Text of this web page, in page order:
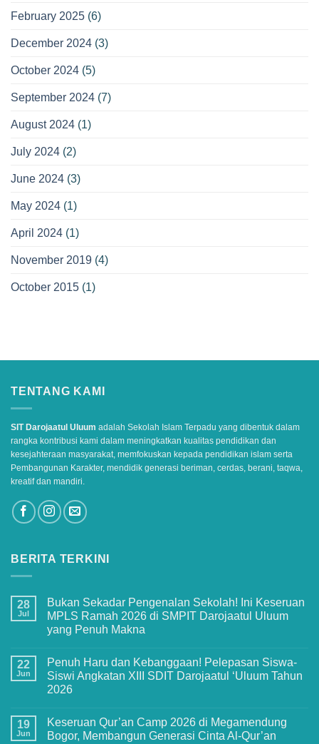
February 2025 (6)
December 2024 (3)
October 2024 (5)
September 2024 (7)
August 2024 (1)
July 2024 (2)
June 2024 (3)
May 2024 (1)
April 2024 (1)
November 2019 (4)
October 2015 (1)
TENTANG KAMI
SIT Darojaatul Uluum adalah Sekolah Islam Terpadu yang dibentuk dalam
rangka kontribusi kami dalam meningkatkan kualitas pendidikan dan
kesejahteraan masyarakat, memfokuskan kepada pendidikan islam serta
Pembangunan Karakter, mendidik generasi beriman, cerdas, berani, taqwa,
kreatif dan mandiri.
BERITA TERKINI
28
Jul
Bukan Sekadar Pengenalan Sekolah! Ini Keseruan
MPLS Ramah 2026 di SMPIT Darojaatul Uluum
yang Penuh Makna
on
Bukan
Sekadar
Pengenalan
Keseruan
MPLS
Ramah
22
Jun
Penuh Haru dan Kebanggaan! Pelepasan Siswa-
Siswi Angkatan XIII SDIT Darojaatul ‘Uluum Tahun
2026
on
Penuh
Haru
19
Jun
Keseruan Qur’an Camp 2026 di Megamendung
Bogor, Membangun Generasi Cinta Al-Qur’an